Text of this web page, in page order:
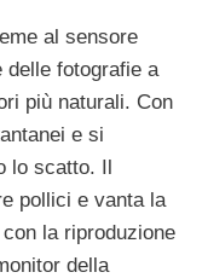
al sensore
delle fotografie a
più naturali. Con
e si
lo scatto. Il
pollici e vanta la
la riproduzione
della